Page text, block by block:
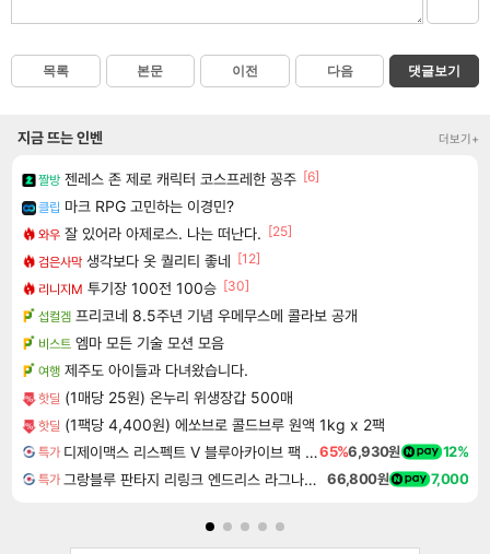
목록 본문 이전 다음 댓글보기
지금 뜨는 인벤 더보기+
짤방 젠레스 존 제로 캐릭터 코스프레한 꽁주 [6]
클립 마크 RPG 고민하는 이경민?
와우 잘 있어라 아제로스. 나는 떠난다. [25]
검은사막 생각보다 옷 퀄리티 좋네 [12]
리니지M 투기장 100전 100승 [30]
섭컬겜 프리코네 8.5주년 기념 우메무스메 콜라보 공개
비스트 엠마 모든 기술 모션 모음
여행 제주도 아이들과 다녀왔습니다.
핫딜 (1매당 25원) 온누리 위생장갑 500매
핫딜 (1팩당 4,400원) 에쏘브로 콜드브루 원액 1kg x 2팩
특가 디제이맥스 리스펙트 V 블루아카이브 팩 DJMAX RESPECT V Blue Archive Pack DLC65%6,930원 12%
특가 그랑블루 판타지 리링크 엔드리스 라그나로크 Granblue Fantasy Relink Endless Ragnarok 66,800원 7,000